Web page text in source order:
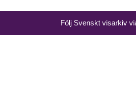
Följ Svenskt visarkiv